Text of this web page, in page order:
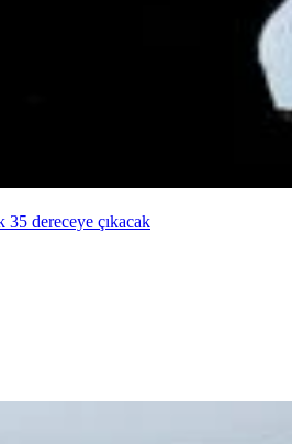
35 dereceye çıkacak